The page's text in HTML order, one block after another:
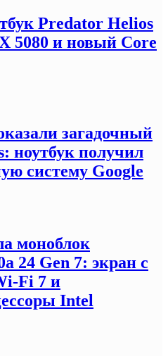
Predator Helios
5080 и новый Core
загадочный
ноутбук получил
систему Google
моноблок
24 Gen 7: экран с
Fi 7 и
Intel